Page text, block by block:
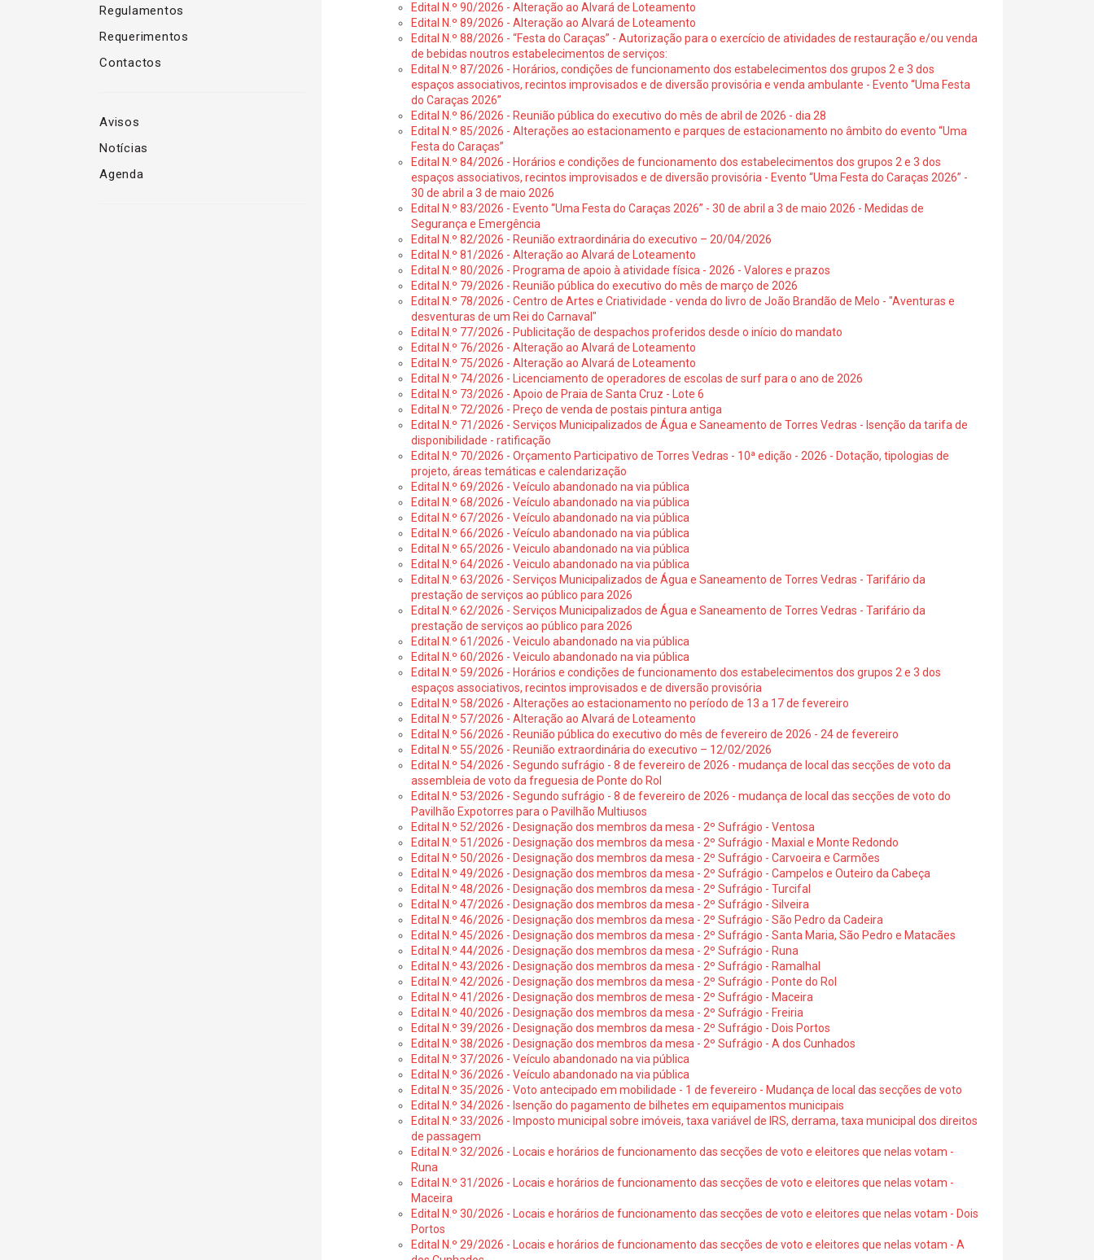
Regulamentos
Requerimentos
Contactos
Avisos
Notícias
Agenda
Edital N.º 90/2026 - Alteração ao Alvará de Loteamento
Edital N.º 89/2026 - Alteração ao Alvará de Loteamento
Edital N.º 88/2026 - “Festa do Caraças” - Autorização para o exercício de atividades de restauração e/ou venda
de bebidas noutros estabelecimentos de serviços:
Edital N.º 87/2026 - Horários, condições de funcionamento dos estabelecimentos dos grupos 2 e 3 dos
espaços associativos, recintos improvisados e de diversão provisória e venda ambulante - Evento “Uma Festa
do Caraças 2026”
Edital N.º 86/2026 - Reunião pública do executivo do mês de abril de 2026 - dia 28
Edital N.º 85/2026 - Alterações ao estacionamento e parques de estacionamento no âmbito do evento “Uma
Festa do Caraças”
Edital N.º 84/2026 - Horários e condições de funcionamento dos estabelecimentos dos grupos 2 e 3 dos
espaços associativos, recintos improvisados e de diversão provisória - Evento “Uma Festa do Caraças 2026” -
30 de abril a 3 de maio 2026
Edital N.º 83/2026 - Evento “Uma Festa do Caraças 2026” - 30 de abril a 3 de maio 2026 - Medidas de
Segurança e Emergência
Edital N.º 82/2026 - Reunião extraordinária do executivo – 20/04/2026
Edital N.º 81/2026 - Alteração ao Alvará de Loteamento
Edital N.º 80/2026 - Programa de apoio à atividade física - 2026 - Valores e prazos
Edital N.º 79/2026 - Reunião pública do executivo do mês de março de 2026
Edital N.º 78/2026 - Centro de Artes e Criatividade - venda do livro de João Brandão de Melo - "Aventuras e
desventuras de um Rei do Carnaval"
Edital N.º 77/2026 - Publicitação de despachos proferidos desde o início do mandato
Edital N.º 76/2026 - Alteração ao Alvará de Loteamento
Edital N.º 75/2026 - Alteração ao Alvará de Loteamento
Edital N.º 74/2026 - Licenciamento de operadores de escolas de surf para o ano de 2026
Edital N.º 73/2026 - Apoio de Praia de Santa Cruz - Lote 6
Edital N.º 72/2026 - Preço de venda de postais pintura antiga
Edital N.º 71/2026 - Serviços Municipalizados de Água e Saneamento de Torres Vedras - Isenção da tarifa de
disponibilidade - ratificação
Edital N.º 70/2026 - Orçamento Participativo de Torres Vedras - 10ª edição - 2026 - Dotação, tipologias de
projeto, áreas temáticas e calendarização
Edital N.º 69/2026 - Veículo abandonado na via pública
Edital N.º 68/2026 - Veículo abandonado na via pública
Edital N.º 67/2026 - Veículo abandonado na via pública
Edital N.º 66/2026 - Veículo abandonado na via pública
Edital N.º 65/2026 - Veiculo abandonado na via pública
Edital N.º 64/2026 - Veiculo abandonado na via pública
Edital N.º 63/2026 - Serviços Municipalizados de Água e Saneamento de Torres Vedras - Tarifário da
prestação de serviços ao público para 2026
Edital N.º 62/2026 - Serviços Municipalizados de Água e Saneamento de Torres Vedras - Tarifário da
prestação de serviços ao público para 2026
Edital N.º 61/2026 - Veiculo abandonado na via pública
Edital N.º 60/2026 - Veiculo abandonado na via pública
Edital N.º 59/2026 - Horários e condições de funcionamento dos estabelecimentos dos grupos 2 e 3 dos
espaços associativos, recintos improvisados e de diversão provisória
Edital N.º 58/2026 - Alterações ao estacionamento no período de 13 a 17 de fevereiro
Edital N.º 57/2026 - Alteração ao Alvará de Loteamento
Edital N.º 56/2026 - Reunião pública do executivo do mês de fevereiro de 2026 - 24 de fevereiro
Edital N.º 55/2026 - Reunião extraordinária do executivo – 12/02/2026
Edital N.º 54/2026 - Segundo sufrágio - 8 de fevereiro de 2026 - mudança de local das secções de voto da
assembleia de voto da freguesia de Ponte do Rol
Edital N.º 53/2026 - Segundo sufrágio - 8 de fevereiro de 2026 - mudança de local das secções de voto do
Pavilhão Expotorres para o Pavilhão Multiusos
Edital N.º 52/2026 - Designação dos membros da mesa - 2º Sufrágio - Ventosa
Edital N.º 51/2026 - Designação dos membros da mesa - 2º Sufrágio - Maxial e Monte Redondo
Edital N.º 50/2026 - Designação dos membros da mesa - 2º Sufrágio - Carvoeira e Carmões
Edital N.º 49/2026 - Designação dos membros da mesa - 2º Sufrágio - Campelos e Outeiro da Cabeça
Edital N.º 48/2026 - Designação dos membros da mesa - 2º Sufrágio - Turcifal
Edital N.º 47/2026 - Designação dos membros da mesa - 2º Sufrágio - Silveira
Edital N.º 46/2026 - Designação dos membros da mesa - 2º Sufrágio - São Pedro da Cadeira
Edital N.º 45/2026 - Designação dos membros da mesa - 2º Sufrágio - Santa Maria, São Pedro e Matacães
Edital N.º 44/2026 - Designação dos membros da mesa - 2º Sufrágio - Runa
Edital N.º 43/2026 - Designação dos membros da mesa - 2º Sufrágio - Ramalhal
Edital N.º 42/2026 - Designação dos membros da mesa - 2º Sufrágio - Ponte do Rol
Edital N.º 41/2026 - Designação dos membros de mesa - 2º Sufrágio - Maceira
Edital N.º 40/2026 - Designação dos membros da mesa - 2º Sufrágio - Freiria
Edital N.º 39/2026 - Designação dos membros da mesa - 2º Sufrágio - Dois Portos
Edital N.º 38/2026 - Designação dos membros da mesa - 2º Sufrágio - A dos Cunhados
Edital N.º 37/2026 - Veículo abandonado na via pública
Edital N.º 36/2026 - Veículo abandonado na via pública
Edital N.º 35/2026 - Voto antecipado em mobilidade - 1 de fevereiro - Mudança de local das secções de voto
Edital N.º 34/2026 - Isenção do pagamento de bilhetes em equipamentos municipais
Edital N.º 33/2026 - Imposto municipal sobre imóveis, taxa variável de IRS, derrama, taxa municipal dos direitos
de passagem
Edital N.º 32/2026 - Locais e horários de funcionamento das secções de voto e eleitores que nelas votam -
Runa
Edital N.º 31/2026 - Locais e horários de funcionamento das secções de voto e eleitores que nelas votam -
Maceira
Edital N.º 30/2026 - Locais e horários de funcionamento das secções de voto e eleitores que nelas votam - Dois
Portos
Edital N.º 29/2026 - Locais e horários de funcionamento das secções de voto e eleitores que nelas votam - A